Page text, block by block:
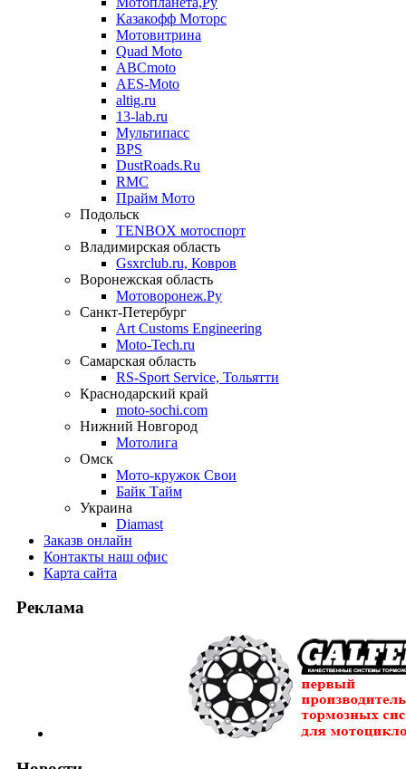
Казакофф Моторс
Мотовитрина
Quad Moto
ABCmoto
AES-Moto
altig.ru
13-lab.ru
Мультипасс
BPS
DustRoads.Ru
RMC
Прайм Мото
Подольск
TENBOX мотоспорт
Владимирская область
Gsxrclub.ru, Ковров
Воронежская область
Мотоворонеж.Ру
Санкт-Петербург
Art Customs Engineering
Moto-Tech.ru
Самарская область
RS-Sport Service, Тольятти
Краснодарский край
moto-sochi.com
Нижний Новгород
Мотолига
Омск
Мото-кружок Свои
Байк Тайм
Украина
Diamast
Заказв онлайн
Контакты наш офис
Карта сайта
Реклама